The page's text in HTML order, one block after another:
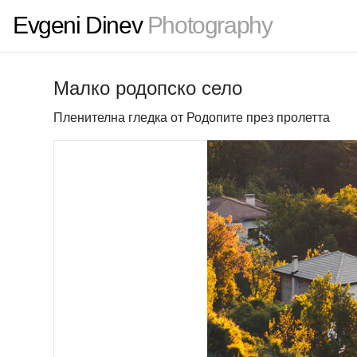
Evgeni DinevPhotography
Малко родопско село
Пленителна гледка от Родопите през пролетта